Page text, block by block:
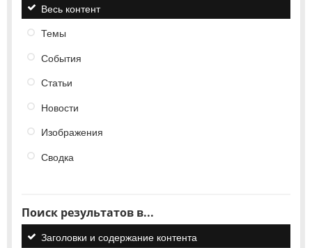
Весь контент
Темы
События
Статьи
Новости
Изображения
Сводка
Поиск результатов в...
Заголовки и содержание контента